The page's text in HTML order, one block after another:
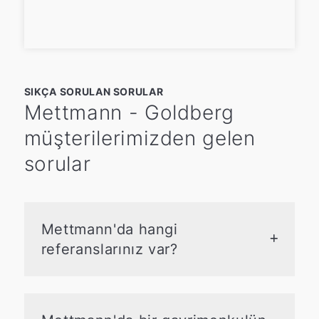
SIKÇA SORULAN SORULAR
Mettmann - Goldberg
müşterilerimizden gelen
sorular
Mettmann'da hangi
referanslarınız var?